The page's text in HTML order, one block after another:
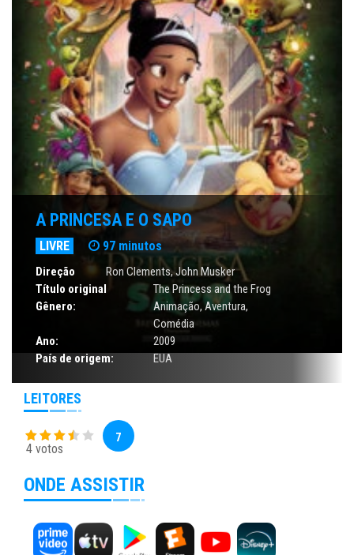
A PRINCESA E O SAPO
LIVRE 97 minutos
Direção
Ron Clements, John Musker
Título original
The Princess and the Frog
Gênero:
Animação,Aventura,
Comédia
Ano:
2009
País de origem:
EUA
LEITORES
4 votos
7
ONDE ASSISTIR